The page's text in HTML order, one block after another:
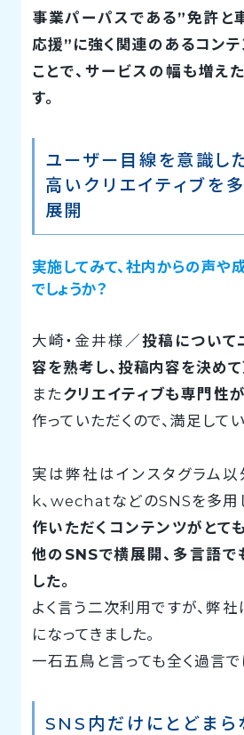
事業パーパスである”免許と
応援”に強く関連のあるコン
ことで、サービスの幅も増え
す。
ユーザー目線を意識し
高いクリエイティブを
展開
実施してみて、社内からの声や
でしょうか？
大崎・金井様／投稿について
容を熟考し、投稿内容を決めて
また クリエイティブも専門性
作っていただくので、満足してい
実は弊社はインスタグラム
k、wechatなどのSNSを多用
作いただくコンテンツがとて
他のSNSで横展開、多言語で
した。
よく言う二次利用ですが、弊
になってきました。
一石五鳥と言っても全く過言で
SNS内だけにとどまら